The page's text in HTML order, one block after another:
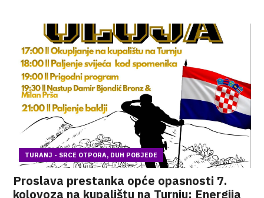
TURANJ - SRCE OTPORA, DUH POBJEDE
Proslava prestanka opće opasnosti 7.
kolovoza na kupalištu na Turnju: Energija